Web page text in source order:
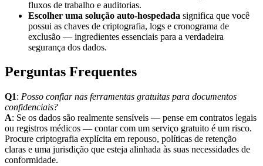
fluxos de trabalho e auditorias.
Escolher uma solução auto‑hospedada significa que você
possui as chaves de criptografia, logs e cronograma de
exclusão — ingredientes essenciais para a verdadeira
segurança dos dados.
Perguntas Frequentes
Q1: Posso confiar nas ferramentas gratuitas para documentos
confidenciais?
A: Se os dados são realmente sensíveis — pense em contratos legais
ou registros médicos — contar com um serviço gratuito é um risco.
Procure criptografia explícita em repouso, políticas de retenção
claras e uma jurisdição que esteja alinhada às suas necessidades de
conformidade.